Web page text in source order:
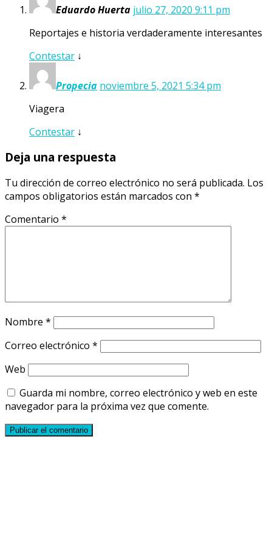
Eduardo Huerta julio 27, 2020 9:11 pm
Reportajes e historia verdaderamente interesantes
Contestar ↓
Propecia noviembre 5, 2021 5:34 pm
Viagera
Contestar ↓
Deja una respuesta
Tu dirección de correo electrónico no será publicada. Los
campos obligatorios están marcados con *
Comentario *
Nombre *
Correo electrónico *
Web
Guarda mi nombre, correo electrónico y web en este
navegador para la próxima vez que comente.